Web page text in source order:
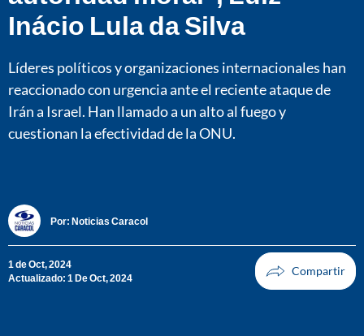
Inácio Lula da Silva
Líderes políticos y organizaciones internacionales han
reaccionado con urgencia ante el reciente ataque de
Irán a Israel. Han llamado a un alto al fuego y
cuestionan la efectividad de la ONU.
Por: Noticias Caracol
1 de Oct, 2024
Actualizado: 1 De Oct, 2024